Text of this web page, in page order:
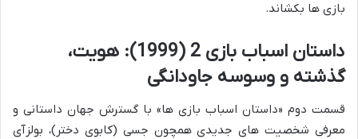
بازی ها بکشاند.
داستان اسباب بازی 2 (1999): هویت،
گذشته و وسوسه جاودانگی
قسمت دوم «داستان اسباب بازی ها» با گسترش جهان داستانی و
معرفی شخصیت های جدیدی همچون جسی (کابوی دختر)، بولزآی